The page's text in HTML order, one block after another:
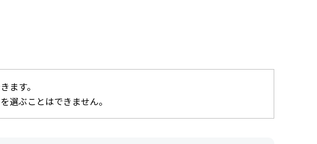
ます。
選ぶことはできません。